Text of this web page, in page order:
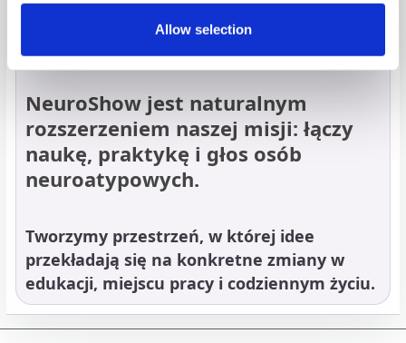
Allow selection
Ponad 20 lat doświadczenia i realnego wpływu społecznego.
NeuroShow jest naturalnym
rozszerzeniem naszej misji: łączy
naukę, praktykę i głos osób
neuroatypowych.
Tworzymy przestrzeń, w której idee
przekładają się na konkretne zmiany w
edukacji, miejscu pracy i codziennym życiu.